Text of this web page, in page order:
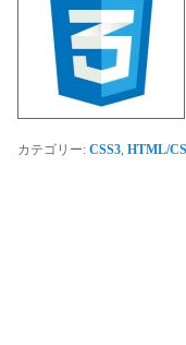
カテゴリー: CSS3 HTML/